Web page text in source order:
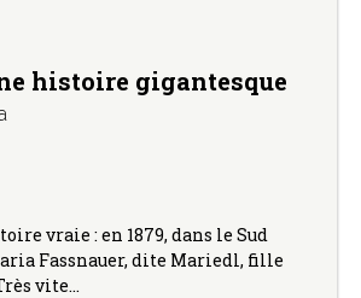
histoire gigantesque
vraie : en 1879, dans le Sud
Fassnauer, dite Mariedl, fille
vite…